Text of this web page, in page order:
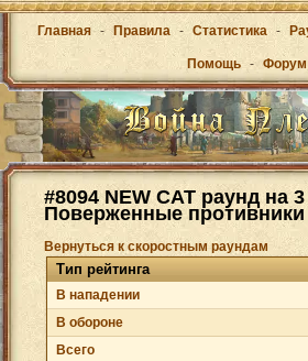
Главная - Правила - Статистика -
Помощь - Форум
#8094 NEW CAT раунд на
Поверженные противники
Вернуться к скоростным раундам
Тип рейтинга
В нападении
В обороне
Всего